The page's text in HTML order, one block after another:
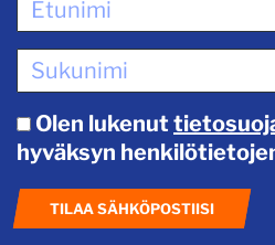
Olen lukenut
hyväksyn
TILAA SÄHKÖPOSTIISI